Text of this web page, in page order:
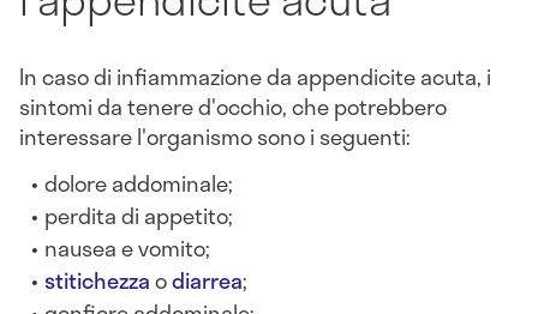
In caso di infiammazione da appendicite acuta, i
sintomi da tenere d'occhio, che potrebbero
interessare l'organismo sono i seguenti:
dolore addominale;
perdita di appetito;
nausea e vomito;
stitichezzaodiarrea;